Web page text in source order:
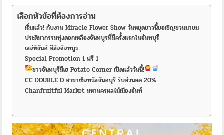
เลือกหัวข้อที่ต้องการอ่าน
เริ่มแล้ว! กับงาน Miracle Flower Show วันหยุดยาวนี้ขอเชิญชวนมาชม
ประติมากรรมทุ่งดอกเหลืองจันทบูรที่มีครั้งแรกในจันทบุรี
เสน่ห์จันท์ สีสันจันทบูร
Special Promotion 1 ฟรี 1
ชาวจันทบุรีมีเฮ Potato Corner เปิดแล้ววันนี้!
CC DOUBLE O สาขาเซ็นทรัลจันทบุรี รับส่วนลด 20%
Chanfruitful Market มหานครผลไม้เมืองจันท์